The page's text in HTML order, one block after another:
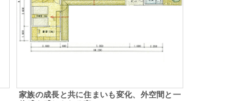
家族の成長と共に住まいも変化、外空間と一